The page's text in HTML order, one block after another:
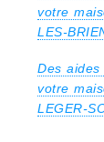
votre
LES-
Des
votre
LEGER-